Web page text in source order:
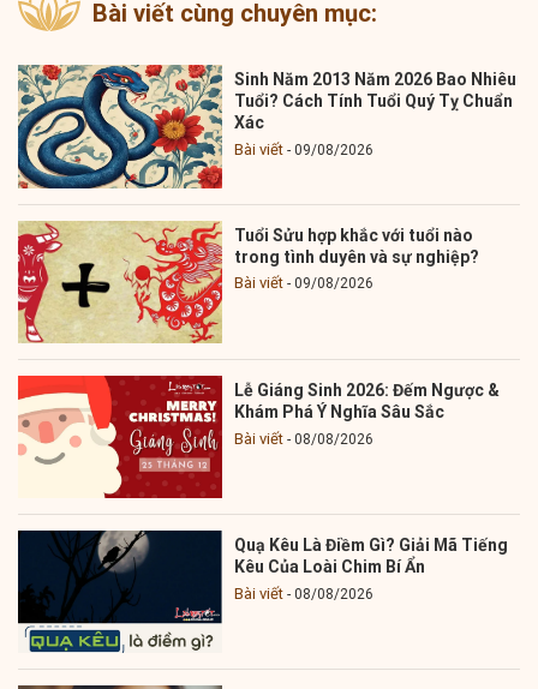
Bài viết cùng chuyên mục:
Sinh Năm 2013 Năm 2026 Bao Nhiêu
Tuổi? Cách Tính Tuổi Quý Tỵ Chuẩn
Xác
Bài viết 09/08/2026
Tuổi Sửu hợp khắc với tuổi nào
trong tình duyên và sự nghiệp?
Bài viết 09/08/2026
Lễ Giáng Sinh 2026: Đếm Ngược &
Khám Phá Ý Nghĩa Sâu Sắc
Bài viết 08/08/2026
Quạ Kêu Là Điềm Gì? Giải Mã Tiếng
Kêu Của Loài Chim Bí Ẩn
Bài viết 08/08/2026